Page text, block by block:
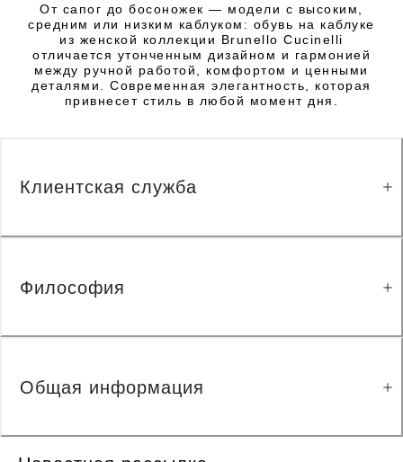
От сапог до босоножек — модели с высоким,
средним или низким каблуком: обувь на каблуке
из женской коллекции Brunello Cucinelli
отличается утонченным дизайном и гармонией
между ручной работой, комфортом и ценными
деталями. Современная элегантность, которая
привнесет стиль в любой момент дня.
Клиентская служба
Философия
Общая информация